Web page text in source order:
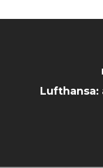
Lufthansa: